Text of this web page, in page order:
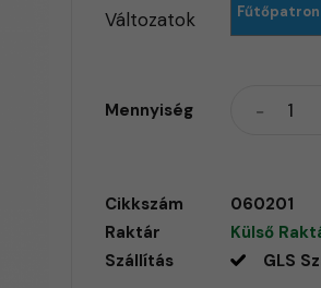
Változatok Fűtőpatron
Mennyiség
Cikkszám
060201
Raktár
Külső
Szállítás
GLS